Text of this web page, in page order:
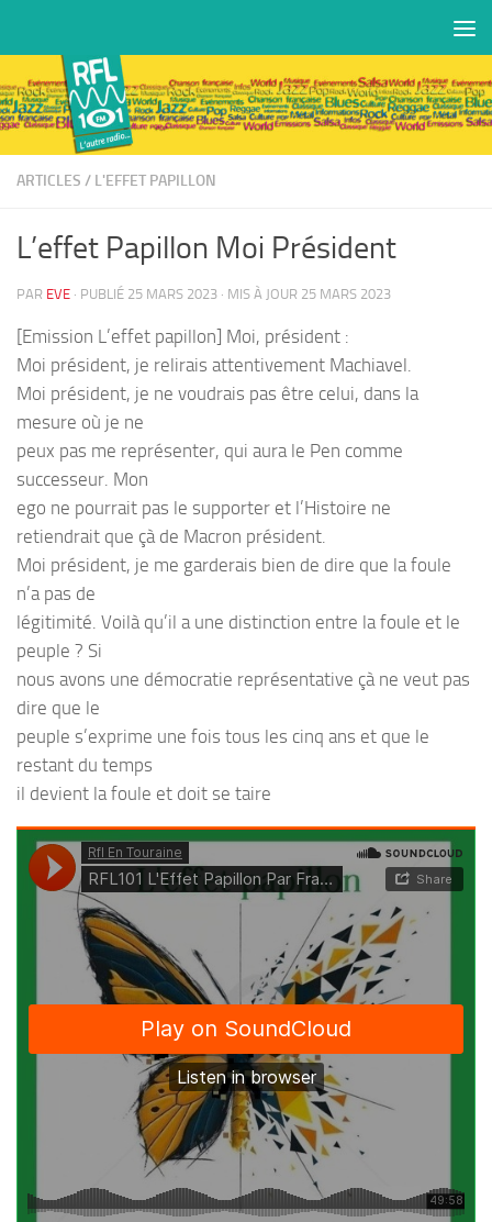
ARTICLES / L'EFFET PAPILLON
L’effet Papillon Moi Président
PAR EVE · PUBLIÉ 25 MARS 2023 · MIS À JOUR 25 MARS 2023
[Emission L’effet papillon] Moi, président :
Moi président, je relirais attentivement Machiavel.
Moi président, je ne voudrais pas être celui, dans la
mesure où je ne
peux pas me représenter, qui aura le Pen comme
successeur. Mon
ego ne pourrait pas le supporter et l’Histoire ne
retiendrait que çà de Macron président.
Moi président, je me garderais bien de dire que la foule
n’a pas de
légitimité. Voilà qu’il a une distinction entre la foule et le
peuple ? Si
nous avons une démocratie représentative çà ne veut pas
dire que le
peuple s’exprime une fois tous les cinq ans et que le
restant du temps
il devient la foule et doit se taire